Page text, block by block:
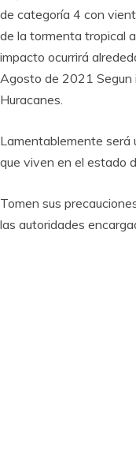
de categoría 4 con
de la tormenta tropical
impacto ocurrirá
Agosto de 2021 Segun
Huracanes.
Lamentablemente será
que viven en el estado
Tomen sus
las autoridades